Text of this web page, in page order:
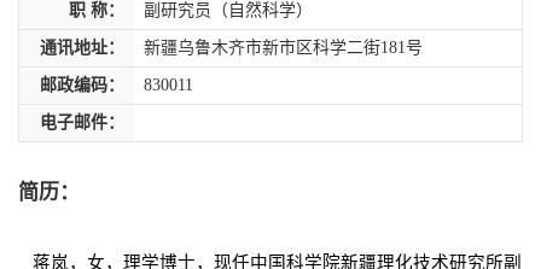
职 称： 副研究员（自然科学）
通讯地址： 新疆乌鲁木齐市新市区科学二街181号
邮政编码： 830011
电子邮件：
简历：
蒋岚，女，理学博士，现任中国科学院新疆理化技术研究所副